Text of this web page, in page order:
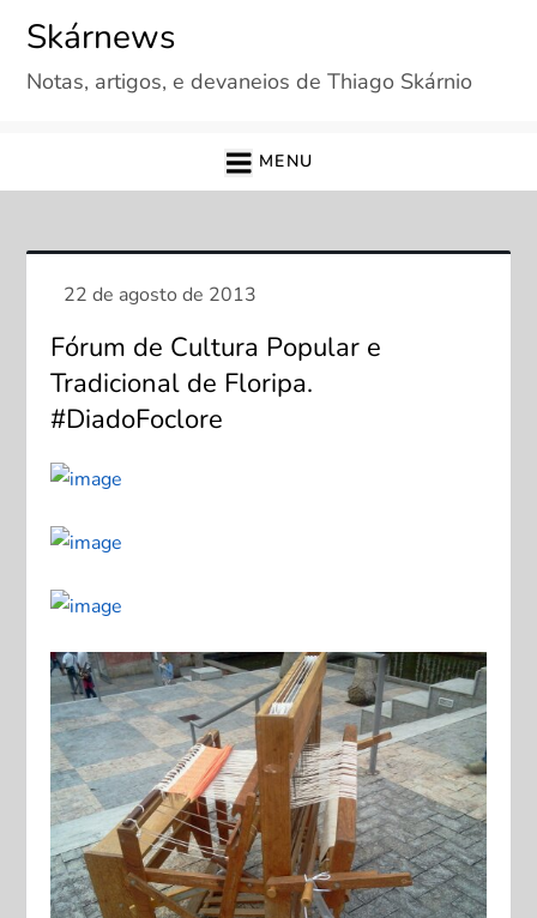
content
Skárnews
Notas, artigos, e devaneios de Thiago Skárnio
MENU
Fórum de Cultura Popular e
Tradicional de Floripa.
#DiadoFoclore